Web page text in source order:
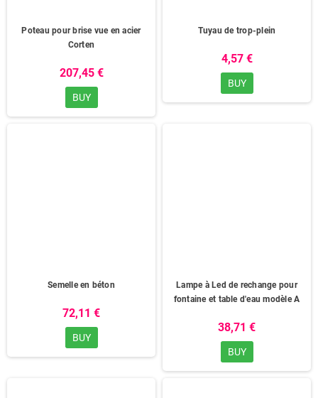
Poteau pour brise vue en acier
Corten
207,45 €
BUY
Tuyau de trop-plein
4,57 €
BUY
Semelle en béton
72,11 €
BUY
Lampe à Led de rechange pour
fontaine et table d'eau modèle A
38,71 €
BUY